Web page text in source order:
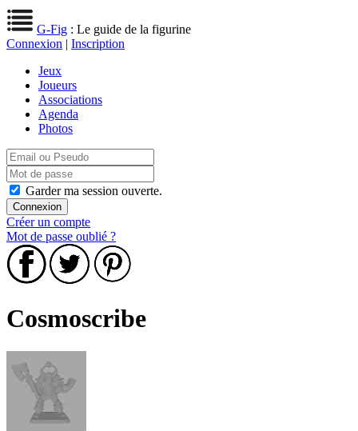
G-Fig : Le guide de la figurine
Connexion | Inscription
Jeux
Joueurs
Associations
Agenda
Photos
Garder ma session ouverte.
Créer un compte
Mot de passe oublié ?
Cosmoscribe